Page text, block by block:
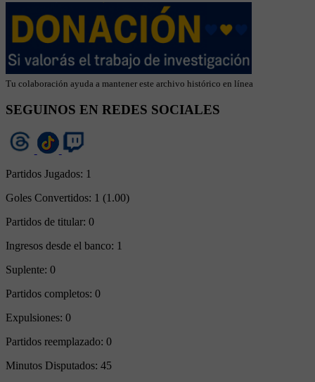
Tu colaboración ayuda a mantener este archivo histórico en línea
SEGUINOS EN REDES SOCIALES
Partidos Jugados: 1
Goles Convertidos: 1 (1.00)
Partidos de titular: 0
Ingresos desde el banco: 1
Suplente: 0
Partidos completos: 0
Expulsiones: 0
Partidos reemplazado: 0
Minutos Disputados: 45